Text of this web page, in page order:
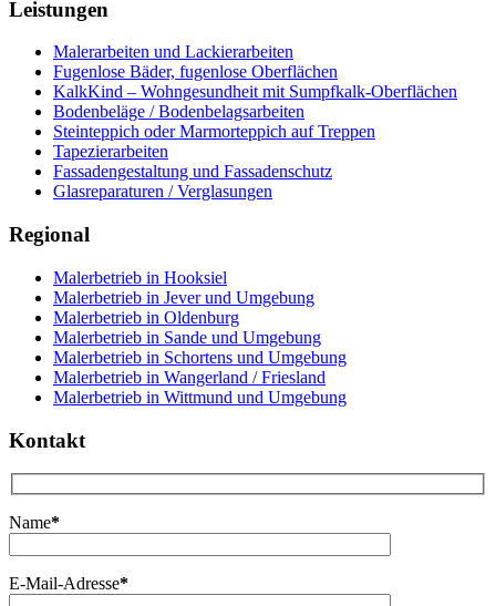
Leistungen
Malerarbeiten und Lackierarbeiten
Fugenlose Bäder, fugenlose Oberflächen
KalkKind – Wohngesundheit mit Sumpfkalk-Oberflächen
Bodenbeläge / Bodenbelagsarbeiten
Steinteppich oder Marmorteppich auf Treppen
Tapezierarbeiten
Fassadengestaltung und Fassadenschutz
Glasreparaturen / Verglasungen
Regional
Malerbetrieb in Hooksiel
Malerbetrieb in Jever und Umgebung
Malerbetrieb in Oldenburg
Malerbetrieb in Sande und Umgebung
Malerbetrieb in Schortens und Umgebung
Malerbetrieb in Wangerland / Friesland
Malerbetrieb in Wittmund und Umgebung
Kontakt
Name*
E-Mail-Adresse*